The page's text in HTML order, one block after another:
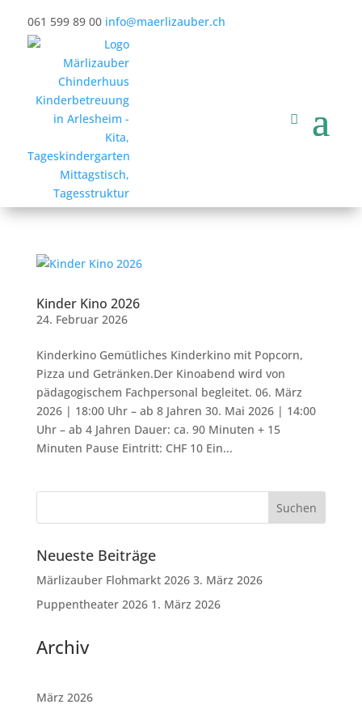
061 599 89 00 info@maerlizauber.ch
Kinder Kino 2026
24. Februar 2026
Kinderkino Gemütliches Kinderkino mit Popcorn,
Pizza und Getränken.Der Kinoabend wird von
pädagogischem Fachpersonal begleitet. 06. März
2026 | 18:00 Uhr – ab 8 Jahren 30. Mai 2026 | 14:00
Uhr – ab 4 Jahren Dauer: ca. 90 Minuten + 15
Minuten Pause Eintritt: CHF 10 Ein...
Neueste Beiträge
Märlizauber Flohmarkt 2026 3. März 2026
Puppentheater 2026 1. März 2026
Archiv
März 2026